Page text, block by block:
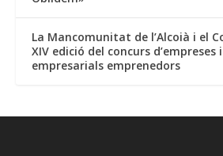
La Mancomunitat de l’Alcoià i el
XIV edició del concurs d’empreses
empresarials emprenedors